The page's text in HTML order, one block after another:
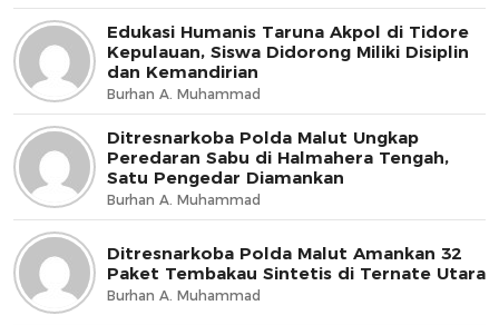
Edukasi Humanis Taruna Akpol di Tidore
Kepulauan, Siswa Didorong Miliki Disiplin
dan Kemandirian
Burhan A. Muhammad
Ditresnarkoba Polda Malut Ungkap
Peredaran Sabu di Halmahera Tengah,
Satu Pengedar Diamankan
Burhan A. Muhammad
Ditresnarkoba Polda Malut Amankan 32
Paket Tembakau Sintetis di Ternate Utara
Burhan A. Muhammad